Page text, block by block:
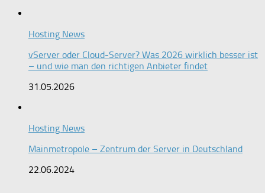
Hosting News
vServer oder Cloud-Server? Was 2026 wirklich besser ist
– und wie man den richtigen Anbieter findet
31.05.2026
Hosting News
Mainmetropole – Zentrum der Server in Deutschland
22.06.2024